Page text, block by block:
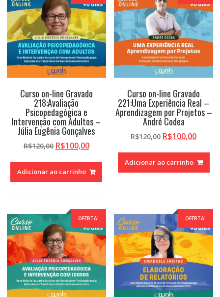
Curso on-line Gravado
218:Avaliação
Psicopedagógica e
Intervenção com Adultos –
Júlia Eugênia Gonçalves
R$120,00 O
original
era:
R$100,00O
atual
é:
Adicionar ao carrinho
Curso on-line Gravado
221:Uma Experiência Real –
Aprendizagem por Projetos –
André Codea
R$120,00 O
original
era:
R$100,00O
atual
é:
Adicionar ao carrinho
OFERTA! OFERTA!